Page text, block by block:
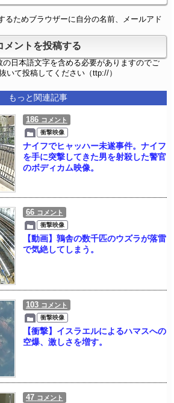
るためブラウザーに自分の名前、メールアド
の日本語文字を含める必要がありますのでご
いて投稿してください（ttp://）
もっと関連記事
186 コメント
衝撃映像
ナイフでヒャッハー未遂事件。ナイフ
を手に突撃してきた男を射殺した警官
のボディカム映像。
66 コメント
衝撃映像
【動画】鶉舎の数千匹のウズラが落雷
で気絶してしまう。
103 コメント
衝撃映像
【衝撃】イスラエルによるハマスへの
空爆、激しさを増す。
47 コメント